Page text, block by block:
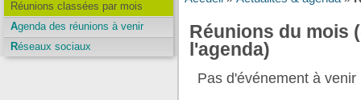
Réunions classées par mois
Agenda des réunions à venir
Réseaux sociaux
Réunions du mois
l'agenda)
Pas d'événement à venir